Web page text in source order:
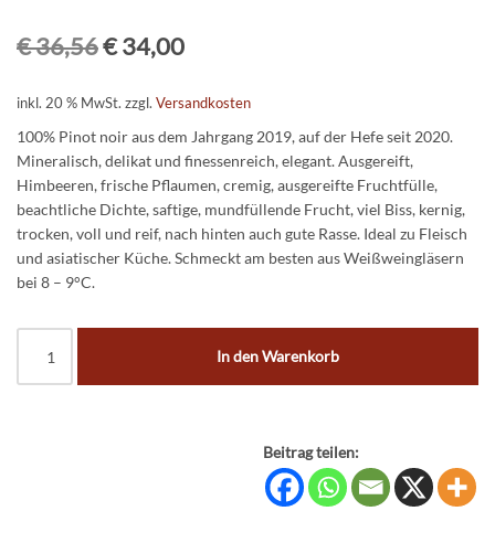
€36,56€34,00
inkl. 20 % MwSt. zzgl. Versandkosten
100% Pinot noir aus dem Jahrgang 2019, auf der Hefe seit 2020.
Mineralisch, delikat und finessenreich, elegant. Ausgereift,
Himbeeren, frische Pflaumen, cremig, ausgereifte Fruchtfülle,
beachtliche Dichte, saftige, mundfüllende Frucht, viel Biss, kernig,
trocken, voll und reif, nach hinten auch gute Rasse. Ideal zu Fleisch
und asiatischer Küche. Schmeckt am besten aus Weißweingläsern
bei 8 – 9°C.
In den Warenkorb
Beitrag teilen: